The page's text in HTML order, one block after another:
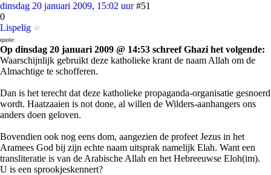
dinsdag 20 januari 2009, 15:02 uur #51
0
Lispelig
quote:
Op dinsdag 20 januari 2009 @ 14:53 schreef Ghazi het volgende:
Waarschijnlijk gebruikt deze katholieke krant de naam Allah om de
Almachtige te schofferen.
Dan is het terecht dat deze katholieke propaganda-organisatie gesnoerd
wordt. Haatzaaien is not done, al willen de Wilders-aanhangers ons
anders doen geloven.
Bovendien ook nog eens dom, aangezien de profeet Jezus in het
Aramees God bij zijn echte naam uitsprak namelijk Elah. Want een
transliteratie is van de Arabische Allah en het Hebreeuwse Eloh(im).
U is een sprookjeskennert?